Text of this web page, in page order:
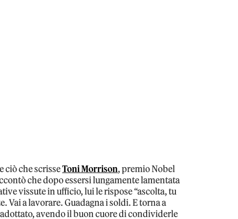
ciò che scrisseToni Morrison, premio Nobel
che dopo essersi lungamente lamentata
vissute in ufficio, lui le rispose “ascolta, tu
Vai a lavorare. Guadagna i soldi. E torna a
avendo il buon cuore di condividerle